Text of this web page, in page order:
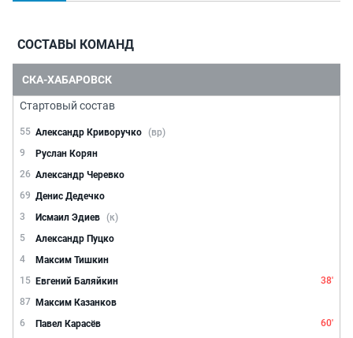
СОСТАВЫ КОМАНД
СКА-ХАБАРОВСК
Стартовый состав
55 Александр Криворучко (вр)
9
Руслан Корян
26 Александр Черевко
69 Денис Дедечко
3
Исмаил Эдиев (к)
5
Александр Пуцко
4
Максим Тишкин
15 Евгений Баляйкин
38'
87 Максим Казанков
6
Павел Карасёв
60'